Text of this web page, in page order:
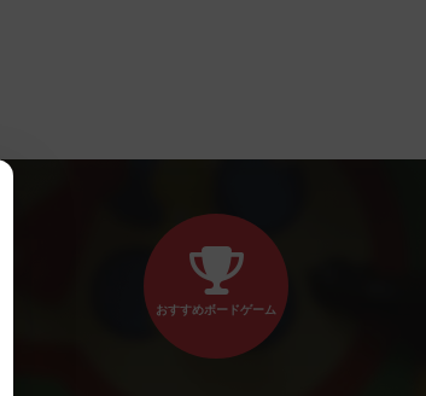
おすすめボードゲーム